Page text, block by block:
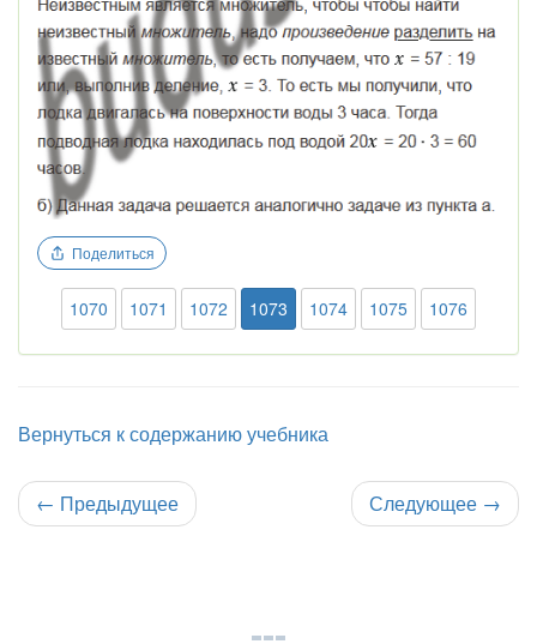
Поделиться
1070 1071 1072 1073 1074 1075 1076
Вернуться к содержанию учебника
← Предыдущее Следующее →